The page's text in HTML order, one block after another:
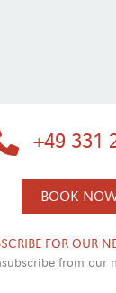
+49 331
BOOK
FOR OUR
from our